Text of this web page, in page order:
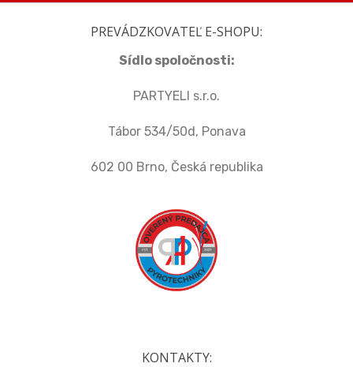
PREVÁDZKOVATEĽ E-SHOPU:
Sídlo spoločnosti:
PARTYELI s.r.o.
Tábor 534/50d, Ponava
602 00 Brno, Česká republika
KONTAKTY: